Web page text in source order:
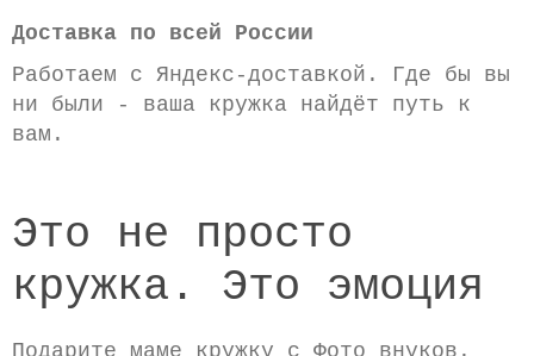
Доставка по всей России
Работаем с Яндекс-доставкой. Где бы вы
ни были - ваша кружка найдёт путь к
вам.
Это не просто
кружка. Это эмоция
Подарите маме кружку с Фото внуков.